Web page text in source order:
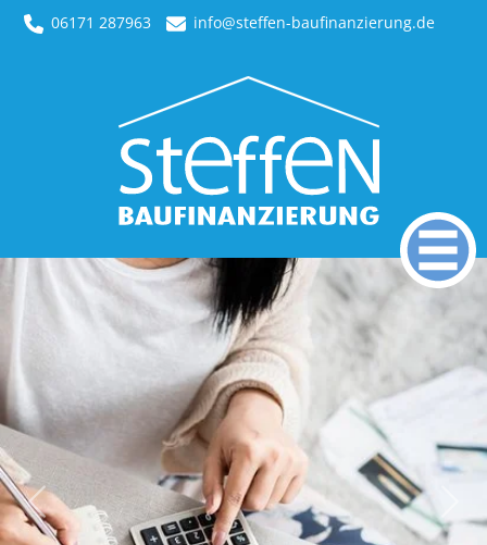
06171 287963 info@steffen-baufinanzierung.de
Previous